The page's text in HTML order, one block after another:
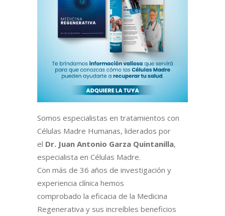
Somos especialistas en tratamientos con
Células Madre Humanas, liderados por
el Dr. Juan Antonio Garza Quintanilla,
especialista en Células Madre.
Con más de 36 años de investigación y
experiencia clínica hemos
comprobado la eficacia de la Medicina
Regenerativa y sus increíbles beneficios